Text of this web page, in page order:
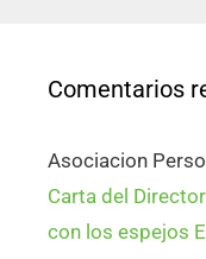
Comentarios
Asociacion
Carta del
con los espejos